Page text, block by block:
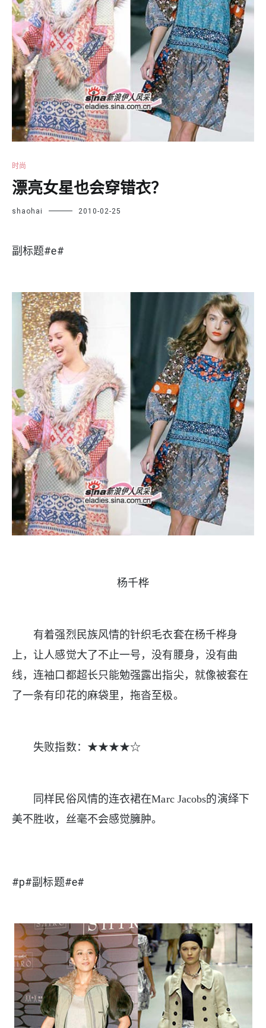
时尚
漂亮女星也会穿错衣？
shaohai 2010-02-25
副标题#e#
杨千桦
有着强烈民族风情的针织毛衣套在杨千桦身
上，让人感觉大了不止一号，没有腰身，没有曲
线，连袖口都超长只能勉强露出指尖，就像被套在
了一条有印花的麻袋里，拖沓至极。
失败指数：★★★★☆
同样民俗风情的连衣裙在Marc Jacobs的演绎下
美不胜收，丝毫不会感觉臃肿。
#p#副标题#e#